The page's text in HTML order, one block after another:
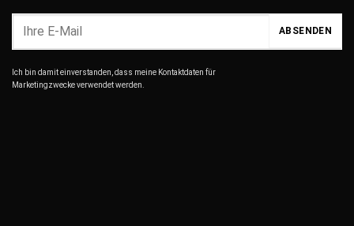
Ich bin damit einverstanden, dass meine Kontaktdaten für
Marketingzwecke verwendet werden.